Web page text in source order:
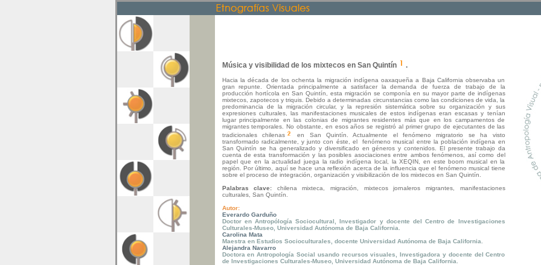
Música y visibilidad de los mixtecos en San Quintín .
Hacia la década de los ochenta la migración indígena oaxaqueña a Baja California observaba un
gran repunte. Orientada principalmente a satisfacer la demanda de fuerza de trabajo de la
producción hortícola en San Quintín, esta migración se componía en su mayor parte de indígenas
mixtecos, zapotecos y triquis. Debido a determinadas circunstancias como las condiciones de vida, la
predominancia de la migración circular, y la represión sistemática sobre su organización y sus
expresiones culturales, las manifestaciones musicales de estos indígenas eran escasas y tenían
lugar principalmente en las colonias de migrantes residentes más que en los campamentos de
migrantes temporales. No obstante, en esos años se registró al primer grupo de ejecutantes de las
tradicionales chilenas
en San Quintín. Actualmente el fenómeno migratorio se ha visto
transformado radicalmente, y junto con éste, el fenómeno musical entre la población indígena en
San Quintín se ha generalizado y diversificado en géneros y contenidos. El presente trabajo da
cuenta de esta transformación y las posibles asociaciones entre ambos fenómenos, así como del
papel que en la actualidad juega la radio indígena local, la XEQIN, en este boom musical en la
región. Por último, aquí se hace una reflexión acerca de la influencia que el fenómeno musical tiene
sobre el proceso de integración, organización y visibilización de los mixtecos en San Quintín.
Palabras clave: chilena mixteca, migración, mixtecos jornaleros migrantes, manifestaciones
culturales, San Quintín.
Autor:
Everardo Garduño
Doctor en Antropólogía Sociocultural, Investigador y docente del Centro de Investigaciones
Culturales-Museo, Universidad Autónoma de Baja California.
Carolina Mata
Maestra en Estudios Socioculturales, docente Universidad Autónoma de Baja California.
Alejandra Navarro
Doctora en Antropología Social usando recursos visuales, Investigadora y docente del Centro
de Investigaciones Culturales-Museo, Universidad Autónoma de Baja California.